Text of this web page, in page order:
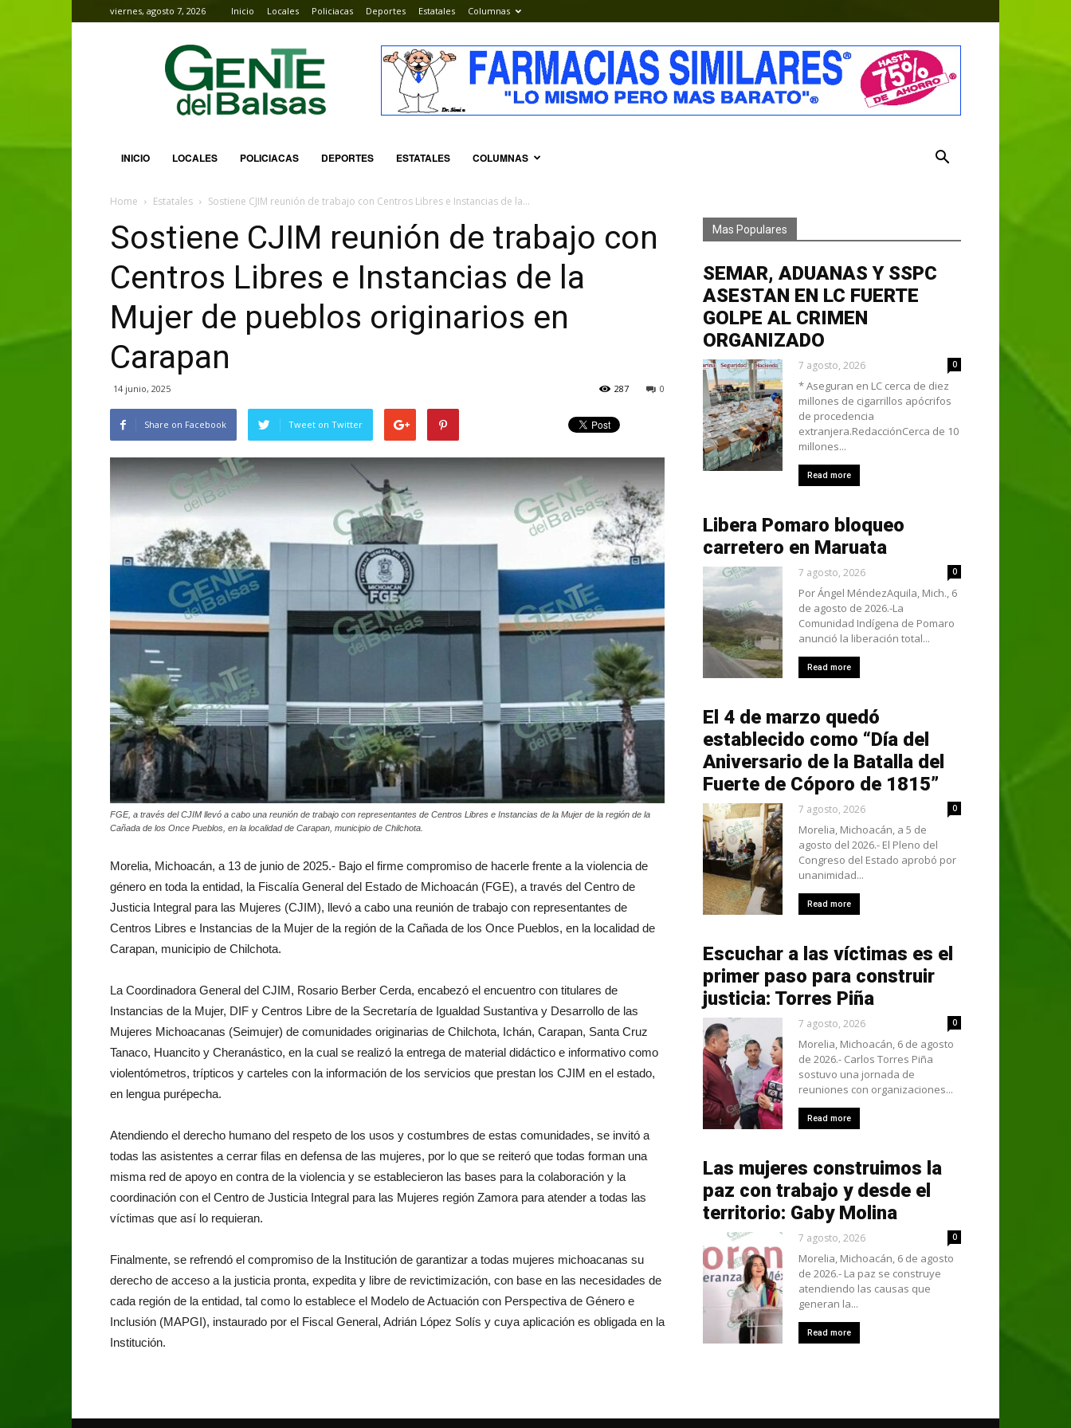
viernes, agosto 7, 2026 Inicio Locales Policiacas Deportes Estatales Columnas
Gente
del
Balsas
INICIO LOCALES POLICIACAS DEPORTES ESTATALES COLUMNAS
Home Estatales Sostiene CJIM reunión de trabajo con Centros Libres e Instancias de la...
Sostiene CJIM reunión de trabajo con
Centros Libres e Instancias de la
Mujer de pueblos originarios en
Carapan
14 junio, 2025 0
287
Share on Facebook Tweet on Twitter
FGE, a través del CJIM llevó a cabo una reunión de trabajo con representantes de Centros Libres e Instancias de la Mujer de la región de la
Cañada de los Once Pueblos, en la localidad de Carapan, municipio de Chilchota.
Morelia, Michoacán, a 13 de junio de 2025.- Bajo el firme compromiso de hacerle frente a la violencia de
género en toda la entidad, la Fiscalía General del Estado de Michoacán (FGE), a través del Centro de
Justicia Integral para las Mujeres (CJIM), llevó a cabo una reunión de trabajo con representantes de
Centros Libres e Instancias de la Mujer de la región de la Cañada de los Once Pueblos, en la localidad de
Carapan, municipio de Chilchota.
La Coordinadora General del CJIM, Rosario Berber Cerda, encabezó el encuentro con titulares de
Instancias de la Mujer, DIF y Centros Libre de la Secretaría de Igualdad Sustantiva y Desarrollo de las
Mujeres Michoacanas (Seimujer) de comunidades originarias de Chilchota, Ichán, Carapan, Santa Cruz
Tanaco, Huancito y Cheranástico, en la cual se realizó la entrega de material didáctico e informativo como
violentómetros, trípticos y carteles con la información de los servicios que prestan los CJIM en el estado,
en lengua purépecha.
Atendiendo el derecho humano del respeto de los usos y costumbres de estas comunidades, se invitó a
todas las asistentes a cerrar filas en defensa de las mujeres, por lo que se reiteró que todas forman una
misma red de apoyo en contra de la violencia y se establecieron las bases para la colaboración y la
coordinación con el Centro de Justicia Integral para las Mujeres región Zamora para atender a todas las
víctimas que así lo requieran.
Finalmente, se refrendó el compromiso de la Institución de garantizar a todas mujeres michoacanas su
derecho de acceso a la justicia pronta, expedita y libre de revictimización, con base en las necesidades de
cada región de la entidad, tal como lo establece el Modelo de Actuación con Perspectiva de Género e
Inclusión (MAPGI), instaurado por el Fiscal General, Adrián López Solís y cuya aplicación es obligada en la
Institución.
Mas Populares
SEMAR, ADUANAS Y SSPC
ASESTAN EN LC FUERTE
GOLPE AL CRIMEN
ORGANIZADO
7 agosto, 2026 0
* Aseguran en LC cerca de diez
millones de cigarrillos apócrifos
de procedencia
extranjera.RedacciónCerca de 10
millones...
Read more
Libera Pomaro bloqueo
carretero en Maruata
7 agosto, 2026 0
Por Ángel MéndezAquila, Mich., 6
de agosto de 2026.-La
Comunidad Indígena de Pomaro
anunció la liberación total...
Read more
El 4 de marzo quedó
establecido como “Día del
Aniversario de la Batalla del
Fuerte de Cóporo de 1815”
7 agosto, 2026 0
Morelia, Michoacán, a 5 de
agosto del 2026.- El Pleno del
Congreso del Estado aprobó por
unanimidad...
Read more
Escuchar a las víctimas es el
primer paso para construir
justicia: Torres Piña
7 agosto, 2026 0
Morelia, Michoacán, 6 de agosto
de 2026.- Carlos Torres Piña
sostuvo una jornada de
reuniones con organizaciones...
Read more
Las mujeres construimos la
paz con trabajo y desde el
territorio: Gaby Molina
7 agosto, 2026 0
Morelia, Michoacán, 6 de agosto
de 2026.- La paz se construye
atendiendo las causas que
generan la...
Read more